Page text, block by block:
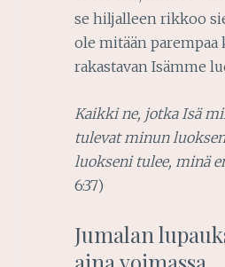
se hiljalleen rikkoo
ole mitään
rakastavan Isämme
Kaikki ne, jotka Isä
tulevat minun
luokseni tulee, minä
6:37)
Jumalan